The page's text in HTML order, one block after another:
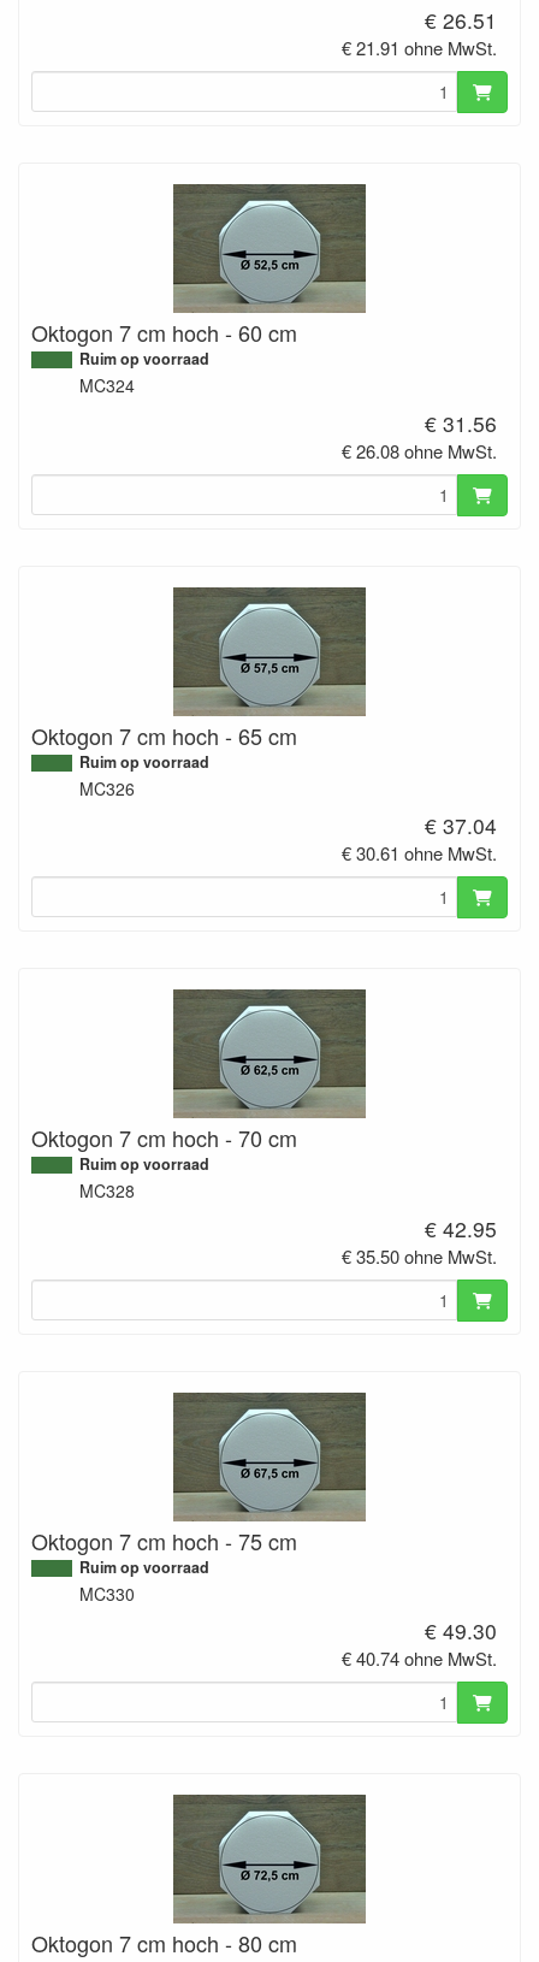
€ 26.51
€ 21.91 ohne MwSt.
Oktogon 7 cm hoch - 60 cm
Ruim op voorraad
MC324
€ 31.56
€ 26.08 ohne MwSt.
Oktogon 7 cm hoch - 65 cm
Ruim op voorraad
MC326
€ 37.04
€ 30.61 ohne MwSt.
Oktogon 7 cm hoch - 70 cm
Ruim op voorraad
MC328
€ 42.95
€ 35.50 ohne MwSt.
Oktogon 7 cm hoch - 75 cm
Ruim op voorraad
MC330
€ 49.30
€ 40.74 ohne MwSt.
Oktogon 7 cm hoch - 80 cm